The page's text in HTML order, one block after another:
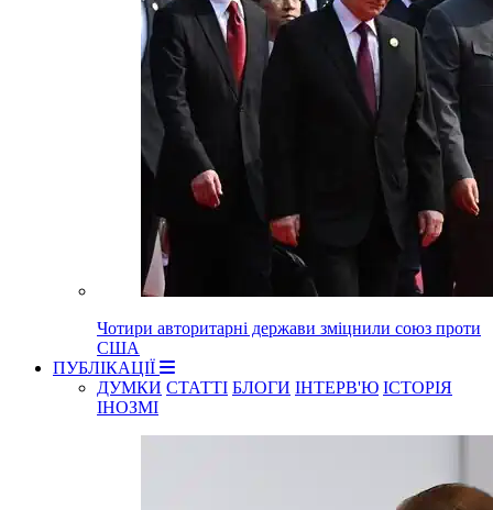
Чотири авторитарні держави зміцнили союз проти
США
ПУБЛІКАЦІЇ
ДУМКИ СТАТТІ БЛОГИ ІНТЕРВ'Ю ІСТОРІЯ
ІНОЗМІ